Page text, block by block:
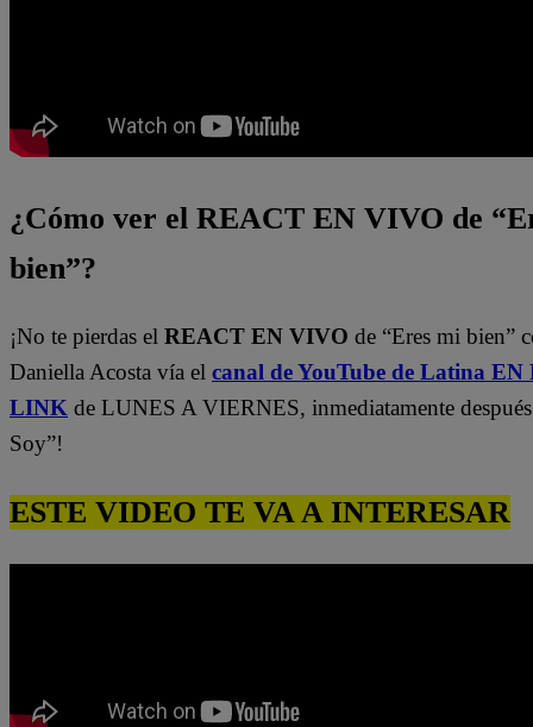
¿Cómo ver el REACT EN VIVO de
bien”?
¡No te pierdas el REACT EN VIVO de “Eres mi bien”
Daniella Acosta vía el canal de YouTube de Latina EN
LINK de LUNES A VIERNES, inmediatamente
Soy”!
ESTE VIDEO TE VA A INTERESAR